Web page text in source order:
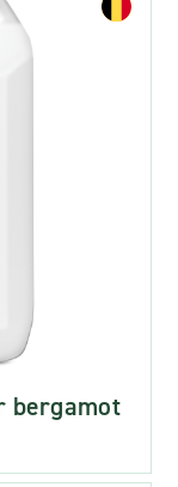
bergamot